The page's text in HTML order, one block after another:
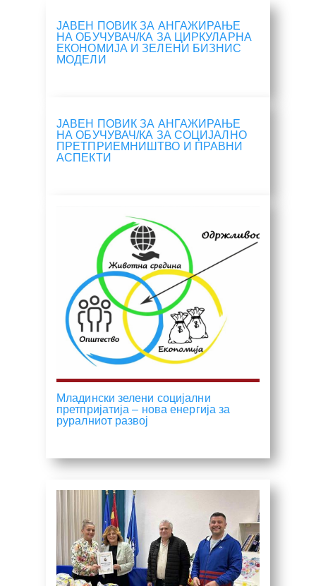
ЈАВЕН ПОВИК ЗА АНГАЖИРАЊЕ
НА ОБУЧУВАЧ/КА ЗА ЦИРКУЛАРНА
ЕКОНОМИЈА И ЗЕЛЕНИ БИЗНИС
МОДЕЛИ
ЈАВЕН ПОВИК ЗА АНГАЖИРАЊЕ
НА ОБУЧУВАЧ/КА ЗА СОЦИЈАЛНО
ПРЕТПРИЕМНИШТВО И ПРАВНИ
АСПЕКТИ
Младински зелени социјални
претпријатија – нова енергија за
руралниот развој